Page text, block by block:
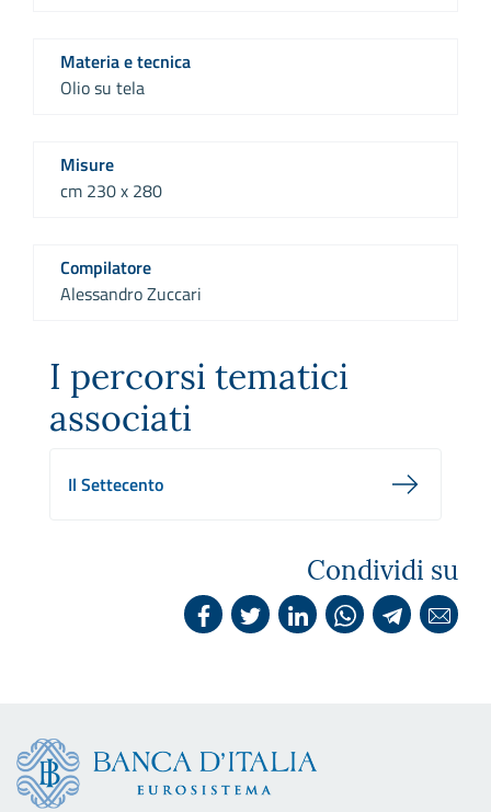
Materia e tecnica
Olio su tela
Misure
cm 230 x 280
Compilatore
Alessandro Zuccari
I percorsi tematici
associati
Il Settecento
Condividi su